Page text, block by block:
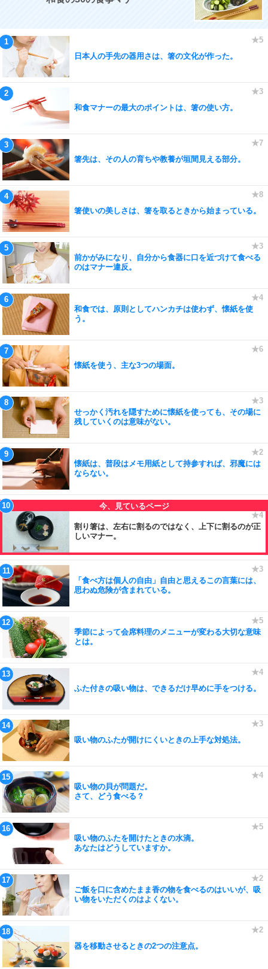
日本人の手先の器用さは、箸の文化が作った。
和食マナーの最大のポイントは、箸の使い方。
箸先は、その人の育ちや教養が垣間見える部分。
箸使いの美しさは、箸を取るときから始まっている。
前かがみになり、自分から食器に口を近づけて食べる
のはマナー違反。
和食では、原則としてハンカチは使わず、懐紙を使
う。
懐紙を使う、主な3つの場面。
せっかく汚れを隠すために懐紙を使っても、その場に
残していくのは意味がない。
懐紙は、普段はメモ用紙として持参すれば、邪魔には
ならない。
割り箸は、左右に割るのではなく、上下に割るのが正
しいマナー。
「食べ方は個人の自由」自由と思えるこの言葉には、
思わぬ危険が含まれている。
季節によって会席料理のメニューが変わる大切な意味
とは。
ふた付きの吸い物は、できるだけ早めに手をつける。
吸い物のふたが開けにくいときの上手な対処法。
吸い物の貝が問題だ。
さて、どう食べる？
吸い物のふたを開けたときの水滴。
あなたはどうしていますか。
ご飯を口に含めたまま香の物を食べるのはいいが、吸
い物をいただくのはよくない。
器を移動させるときの2つの注意点。